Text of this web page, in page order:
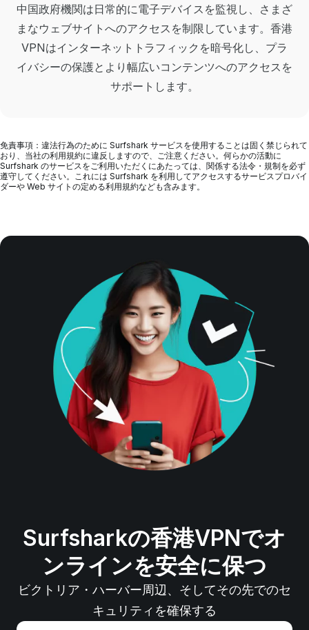
中国政府機関は日常的に電子デバイスを監視し、さまざ
まなウェブサイトへのアクセスを制限しています。香港
VPNはインターネットトラフィックを暗号化し、プラ
イバシーの保護とより幅広いコンテンツへのアクセスを
サポートします。
免責事項：違法行為のために Surfshark サービスを使用することは固く禁じられて
おり、当社の利用規約に違反しますので、ご注意ください。何らかの活動に
Surfshark のサービスをご利用いただくにあたっては、関係する法令・規制を必ず
遵守してください。これには Surfshark を利用してアクセスするサービスプロバイ
ダーや Web サイトの定める利用規約なども含みます。
Surfsharkの香港VPNでオ
ンラインを安全に保つ
ビクトリア・ハーバー周辺、そしてその先でのセ
キュリティを確保する